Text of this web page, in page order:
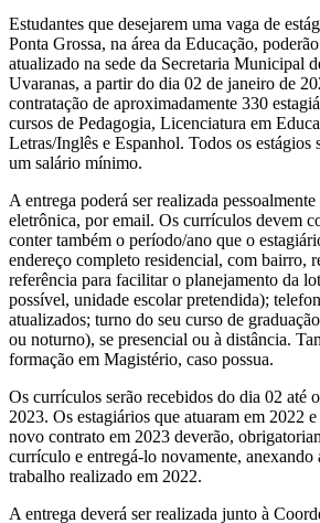
Estudantes que desejarem uma vaga de
Ponta Grossa, na área da Educação,
atualizado na sede da Secretaria Municipal
Uvaranas, a partir do dia 02 de janeiro de
contratação de aproximadamente 330
cursos de Pedagogia, Licenciatura em
Letras/Inglês e Espanhol. Todos os estágios
um salário mínimo.
A entrega poderá ser realizada
eletrônica, por email. Os currículos devem
conter também o período/ano que o
endereço completo residencial, com bairro,
referência para facilitar o planejamento da
possível, unidade escolar pretendida);
atualizados; turno do seu curso de
ou noturno), se presencial ou à distância.
formação em Magistério, caso possua.
Os currículos serão recebidos do dia 02 até
2023. Os estagiários que atuaram em 2022
novo contrato em 2023 deverão,
currículo e entregá-lo novamente, anexando
trabalho realizado em 2022.
A entrega deverá ser realizada junto à